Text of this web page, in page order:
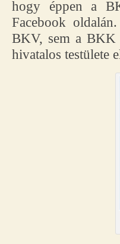
hogy éppen a
Facebook
BKV, sem a BKK
hivatalos testülete